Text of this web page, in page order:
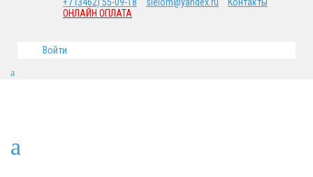
ОНЛАЙН ОПЛАТА
Войти